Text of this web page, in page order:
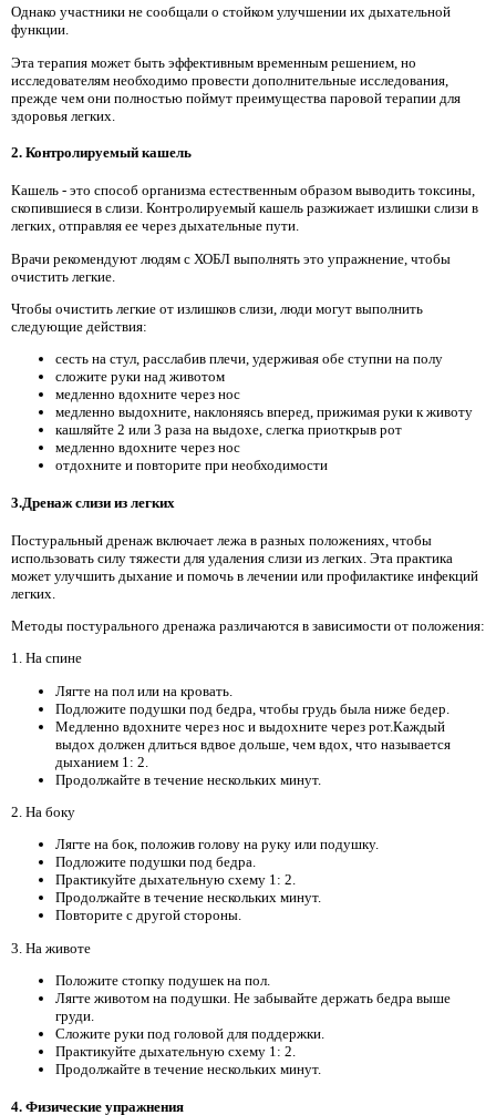
Однако участники не сообщали о стойком улучшении их дыхательной
функции.
Эта терапия может быть эффективным временным решением, но
исследователям необходимо провести дополнительные исследования,
прежде чем они полностью поймут преимущества паровой терапии для
здоровья легких.
2. Контролируемый кашель
Кашель - это способ организма естественным образом выводить токсины,
скопившиеся в слизи. Контролируемый кашель разжижает излишки слизи в
легких, отправляя ее через дыхательные пути.
Врачи рекомендуют людям с ХОБЛ выполнять это упражнение, чтобы
очистить легкие.
Чтобы очистить легкие от излишков слизи, люди могут выполнить
следующие действия:
сесть на стул, расслабив плечи, удерживая обе ступни на полу
сложите руки над животом
медленно вдохните через нос
медленно выдохните, наклоняясь вперед, прижимая руки к животу
кашляйте 2 или 3 раза на выдохе, слегка приоткрыв рот
медленно вдохните через нос
отдохните и повторите при необходимости
3.Дренаж слизи из легких
Постуральный дренаж включает лежа в разных положениях, чтобы
использовать силу тяжести для удаления слизи из легких. Эта практика
может улучшить дыхание и помочь в лечении или профилактике инфекций
легких.
Методы постурального дренажа различаются в зависимости от положения:
1. На спине
Лягте на пол или на кровать.
Подложите подушки под бедра, чтобы грудь была ниже бедер.
Медленно вдохните через нос и выдохните через рот.Каждый
выдох должен длиться вдвое дольше, чем вдох, что называется
дыханием 1: 2.
Продолжайте в течение нескольких минут.
2. На боку
Лягте на бок, положив голову на руку или подушку.
Подложите подушки под бедра.
Практикуйте дыхательную схему 1: 2.
Продолжайте в течение нескольких минут.
Повторите с другой стороны.
3. На животе
Положите стопку подушек на пол.
Лягте животом на подушки. Не забывайте держать бедра выше
груди.
Сложите руки под головой для поддержки.
Практикуйте дыхательную схему 1: 2.
Продолжайте в течение нескольких минут.
4. Физические упражнения